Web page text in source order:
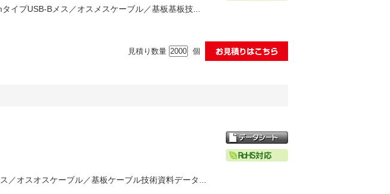
イプUSB-Bメス／オスメスケーブル／基板基板技...
見積り数量 個
／オスオスケーブル／基板ケーブル技術資料データ...